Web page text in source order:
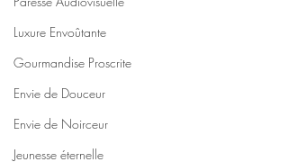
Luxure Envoûtante
Gourmandise Proscrite
Envie de Douceur
Envie de Noirceur
Jeunesse éternelle